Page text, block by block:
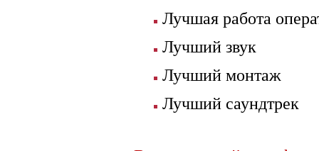
Лучшая работа
Лучший звук
Лучший монтаж
Лучший саундтрек